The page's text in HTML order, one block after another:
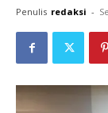
Penulis redaksi -